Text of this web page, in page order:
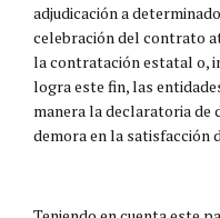
adjudicación a
celebración del contrato
la contratación estatal o,
logra este fin, las
manera la declaratoria de
demora en la satisfacción